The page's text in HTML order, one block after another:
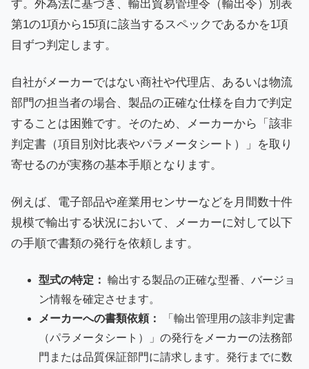
す。外為法に基づき、輸出貿易管理令（輸出令）別表
第1の1項から15項に該当するスペックであるかを1項
目ずつ判定します。
自社がメーカーではない商社や代理店、あるいは物流
部門の担当者の場合、製品の正確な仕様を自力で判定
することは困難です。そのため、メーカーから「該非
判定書（項目別対比表やパラメータシート）」を取り
寄せるのが実務の基本手順となります。
例えば、電子部品や産業用センサーなどを月間数十件
規模で輸出する状況において、メーカーに対して以下
の手順で書類の発行を依頼します。
型式の特定： 輸出する製品の正確な型番、バージョ
ン情報を確定させます。
メーカーへの書類依頼：
「輸出管理用の該非判定書
（パラメータシート）」の発行をメーカーの法務部
門または品質保証部門に請求します。発行までに数